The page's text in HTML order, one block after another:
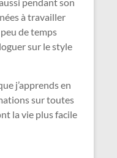
à travailler
de temps
sur le style
j’apprends en
sur toutes
la vie plus facile